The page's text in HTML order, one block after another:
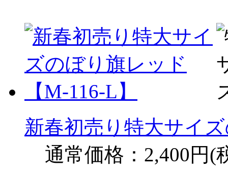
新春初売り特大サイ
通常価格：2,400円(